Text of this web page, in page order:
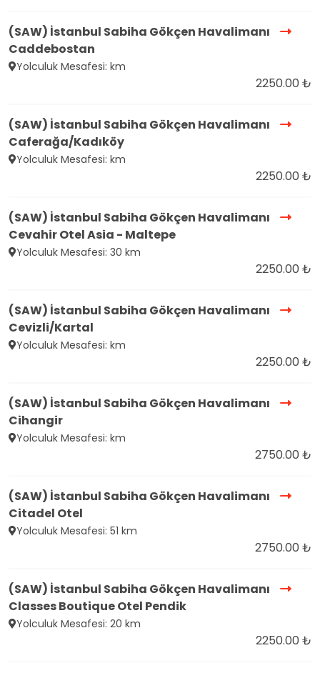
(SAW) İstanbul Sabiha Gökçen Havalimanı
Caddebostan
Yolculuk Mesafesi: km
2250.00 ₺
(SAW) İstanbul Sabiha Gökçen Havalimanı
Caferağa/Kadıköy
Yolculuk Mesafesi: km
2250.00 ₺
(SAW) İstanbul Sabiha Gökçen Havalimanı
Cevahir Otel Asia - Maltepe
Yolculuk Mesafesi: 30 km
2250.00 ₺
(SAW) İstanbul Sabiha Gökçen Havalimanı
Cevizli/Kartal
Yolculuk Mesafesi: km
2250.00 ₺
(SAW) İstanbul Sabiha Gökçen Havalimanı
Cihangir
Yolculuk Mesafesi: km
2750.00 ₺
(SAW) İstanbul Sabiha Gökçen Havalimanı
Citadel Otel
Yolculuk Mesafesi: 51 km
2750.00 ₺
(SAW) İstanbul Sabiha Gökçen Havalimanı
Classes Boutique Otel Pendik
Yolculuk Mesafesi: 20 km
2250.00 ₺